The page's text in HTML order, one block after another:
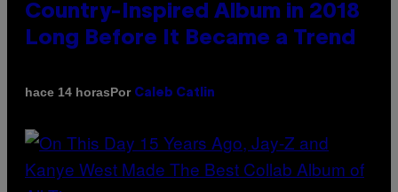
Country-Inspired Album in 2018
Long Before It Became a Trend
hace 14 horasPor Caleb Catlin